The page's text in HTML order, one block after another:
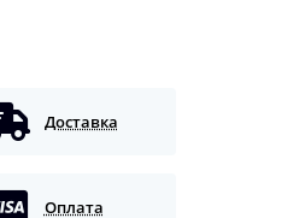
Доставка
Оплата